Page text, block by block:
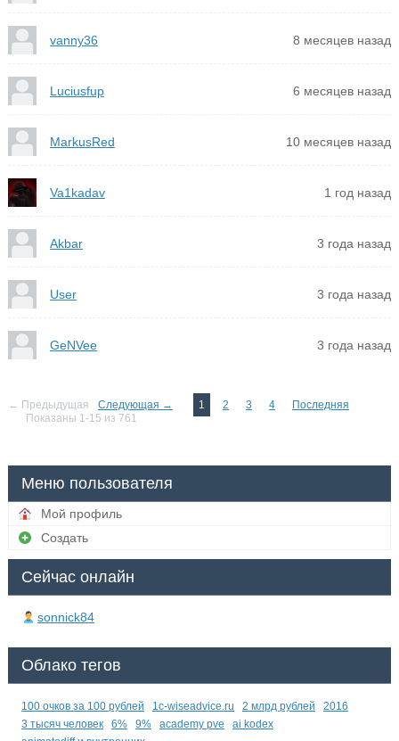
vanny36 8 месяцев назад
Luciusfup 6 месяцев назад
MarkusRed 10 месяцев назад
Va1kadav 1 год назад
Akbar 3 года назад
User 3 года назад
GeNVee 3 года назад
← Предыдущая Следующая → 1 2 3 4
Последняя
Показаны 1-15 из 761
Меню пользователя
Мой профиль
Создать
Сейчас онлайн
sonnick84
Облако тегов
100 очков за 100 рублей 1c-wiseadvice.ru 2 млрд рублей
2016
3 тысяч человек
6% 9% academy pve
ai kodex